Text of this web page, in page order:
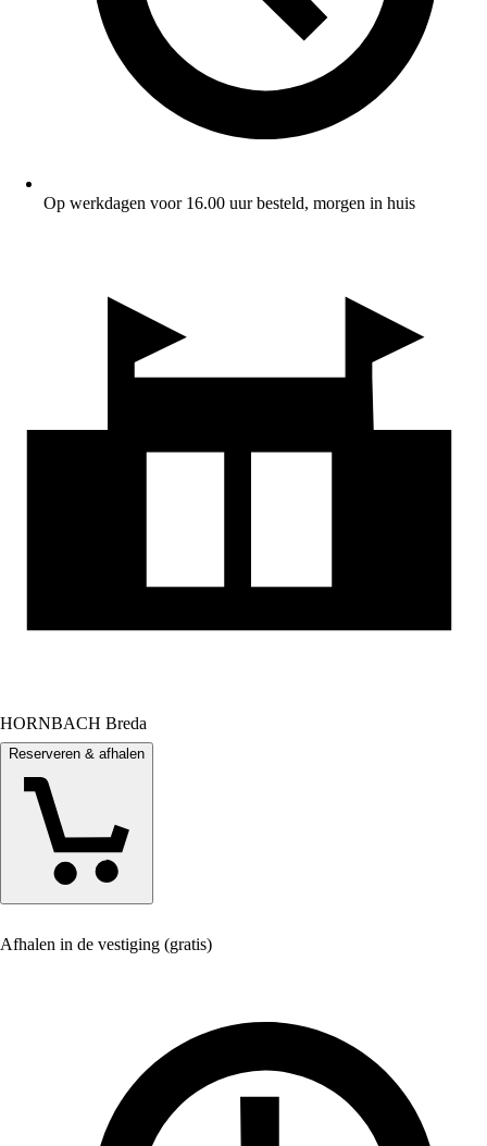
Op werkdagen voor 16.00 uur besteld, morgen in huis
HORNBACH Breda
Reserveren & afhalen
Afhalen in de vestiging (gratis)